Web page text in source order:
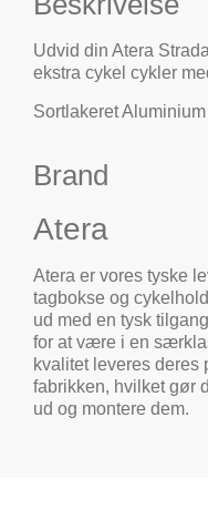
Udvid din Atera
ekstra cykel cykler
Sortlakeret Aluminium
Brand
Atera
Atera er vores tyske
tagbokse og
ud med en tysk
for at være i en
kvalitet leveres deres
fabrikken, hvilket gør
ud og montere dem.